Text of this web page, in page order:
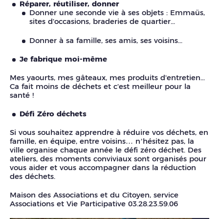
Réparer, réutiliser, donner
Donner une seconde vie à ses objets : Emmaüs,
sites d'occasions, braderies de quartier...
Donner à sa famille, ses amis, ses voisins...
Je fabrique moi-même
Mes yaourts, mes gâteaux, mes produits d'entretien...
Ca fait moins de déchets et c'est meilleur pour la
santé !
Défi Zéro déchets
Si vous souhaitez apprendre à réduire vos déchets, en
famille, en équipe, entre voisins… n’hésitez pas, la
ville organise chaque année le défi zéro déchet. Des
ateliers, des moments conviviaux sont organisés pour
vous aider et vous accompagner dans la réduction
des déchets.
Maison des Associations et du Citoyen, service
Associations et Vie Participative 03.28.23.59.06